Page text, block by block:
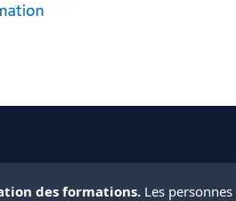
des formations. Les